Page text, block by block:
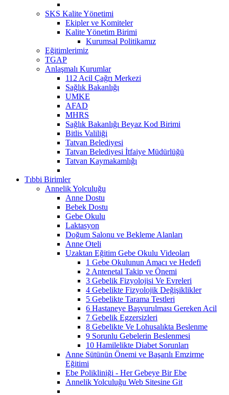
SKS Kalite Yönetimi
Ekipler ve Komiteler
Kalite Yönetim Birimi
Kurumsal Politikamız
Eğitimlerimiz
TGAP
Anlaşmalı Kurumlar
112 Acil Çağrı Merkezi
Sağlık Bakanlığı
UMKE
AFAD
MHRS
Sağlık Bakanlığı Beyaz Kod Birimi
Bitlis Valiliği
Tatvan Belediyesi
Tatvan Belediyesi İtfaiye Müdürlüğü
Tatvan Kaymakamlığı
Tıbbi Birimler
Annelik Yolculuğu
Anne Dostu
Bebek Dostu
Gebe Okulu
Laktasyon
Doğum Salonu ve Bekleme Alanları
Anne Oteli
Uzaktan Eğitim Gebe Okulu Videoları
1 Gebe Okulunun Amacı ve Hedefi
2 Antenetal Takip ve Önemi
3 Gebelik Fizyolojisi Ve Evreleri
4 Gebelikte Fizyolojik Değişiklikler
5 Gebelikte Tarama Testleri
6 Hastaneye Başvurulması Gereken Acil
7 Gebelik Egzersizleri
8 Gebelikte Ve Lohusalıkta Beslenme
9 Sorunlu Gebelerin Beslenmesi
10 Hamilelikte Diabet Sorunları
Anne Sütünün Önemi ve Başarılı Emzirme
Eğitimi
Ebe Polikliniği - Her Gebeye Bir Ebe
Annelik Yolculuğu Web Sitesine Git